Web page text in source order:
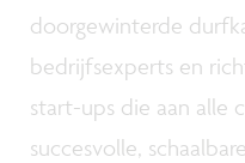
doorgewinterde
bedrijfsexperts en
start-ups die aan alle
succesvolle,